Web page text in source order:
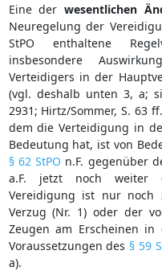
Eine derwesentlichen
Neuregelung der
StPO enthaltene
insbesondere
Verteidigers in der
(vgl. deshalb unten 3, a;
2931; Hirtz/Sommer, S. 63
dem die Verteidigung in
Bedeutung hat, ist von
§ 62 StPO n.F. gegenüber
a.F. jetzt noch weiter
Vereidigung ist nur noch
Verzug (Nr. 1) oder der
Zeugen am Erscheinen
Voraussetzungen des § 59
a).